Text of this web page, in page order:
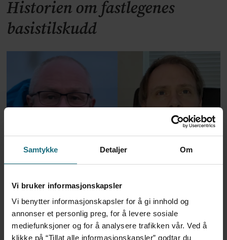
Samtykke Detaljer Om
Vi bruker informasjonskapsler
Vi benytter informasjonskapsler for å gi innhold og
annonser et personlig preg, for å levere sosiale
mediefunksjoner og for å analysere trafikken vår. Ved å
klikke på “Tillat alle informasjonskapsler” godtar du
Historien om fastlegenes
basistilskudd
Om interpellasjonen om de nye
sykmeldingstakstene
Senatet bekrefter Schwartz